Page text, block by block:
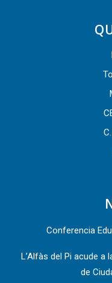
Conferencia
L’Alfàs del Pi acude a
de